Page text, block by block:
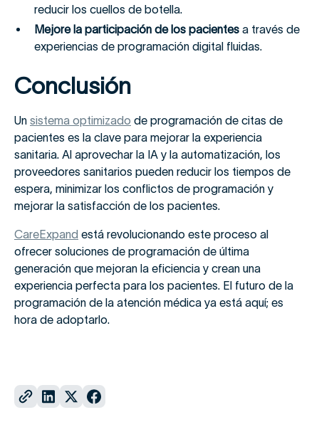
reducir los cuellos de botella.
Mejore la participación de los pacientes a través de
experiencias de programación digital fluidas.
Conclusión
Un sistema optimizado de programación de citas de
pacientes es la clave para mejorar la experiencia
sanitaria. Al aprovechar la IA y la automatización, los
proveedores sanitarios pueden reducir los tiempos de
espera, minimizar los conflictos de programación y
mejorar la satisfacción de los pacientes.
CareExpand está revolucionando este proceso al
ofrecer soluciones de programación de última
generación que mejoran la eficiencia y crean una
experiencia perfecta para los pacientes. El futuro de la
programación de la atención médica ya está aquí; es
hora de adoptarlo.